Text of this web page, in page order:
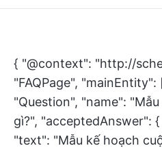
{ "@context": "http://
"FAQPage",
"Question", "name":
gì?", "acceptedAnswer":
"text": "Mẫu kế hoạch